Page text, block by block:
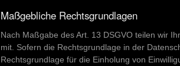
Maßgebliche Rechtsgrundlagen
Nach Maßgabe des Art. 13 DSGVO teilen wir
mit. Sofern die Rechtsgrundlage in der
Rechtsgrundlage für die Einholung von